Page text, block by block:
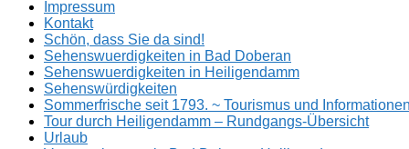
Impressum
Kontakt
Schön, dass Sie da sind!
Sehenswuerdigkeiten in Bad Doberan
Sehenswuerdigkeiten in Heiligendamm
Sehenswürdigkeiten
Sommerfrische seit 1793. ~ Tourismus und
Tour durch Heiligendamm – Rundgangs-Übersicht
Urlaub